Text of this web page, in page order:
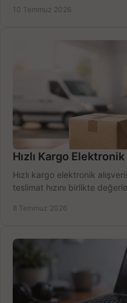
10 Temmuz 2026
Hızlı Kargo
Hızlı kargo elektronik
teslimat hızını birlikte
8 Temmuz 2026